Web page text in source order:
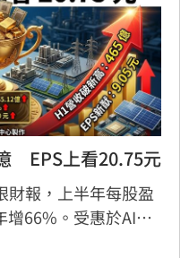
　EPS上看20.75元
財報，上半年每股盈
66%。受惠於AI基
設備及資料中心成